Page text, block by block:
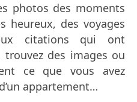
photos des moments
heureux, des voyages
citations qui ont
trouvez des images ou
ce que vous avez
appartement…